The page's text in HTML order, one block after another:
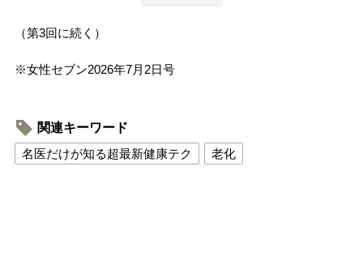
（第3回に続く）
※女性セブン2026年7月2日号
関連キーワード
名医だけが知る超最新健康テク
老化